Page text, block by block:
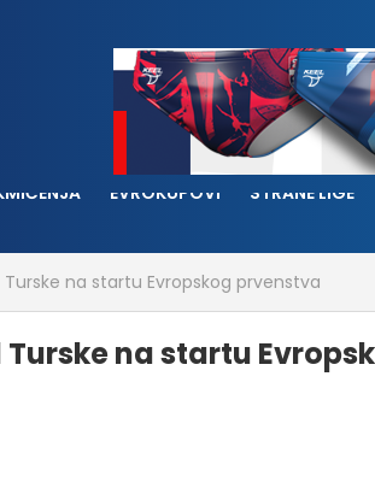
EVROKUPOVI STRANE LIGE
na startu Evropskog prvenstva
na startu